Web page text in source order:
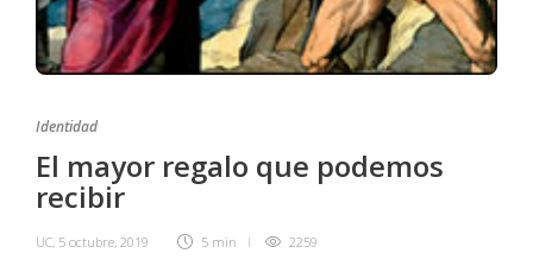
Identidad
El mayor regalo que podemos
recibir
UC, 5 octubre, 2019 5 min 2259